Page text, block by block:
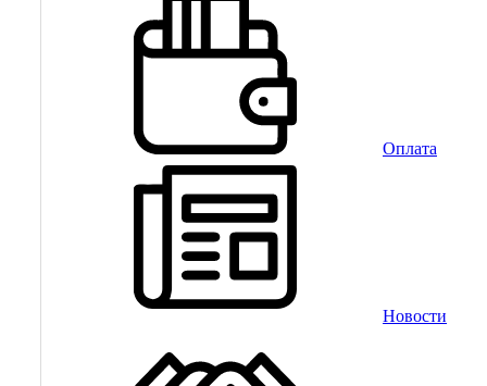
Оплата
Новости